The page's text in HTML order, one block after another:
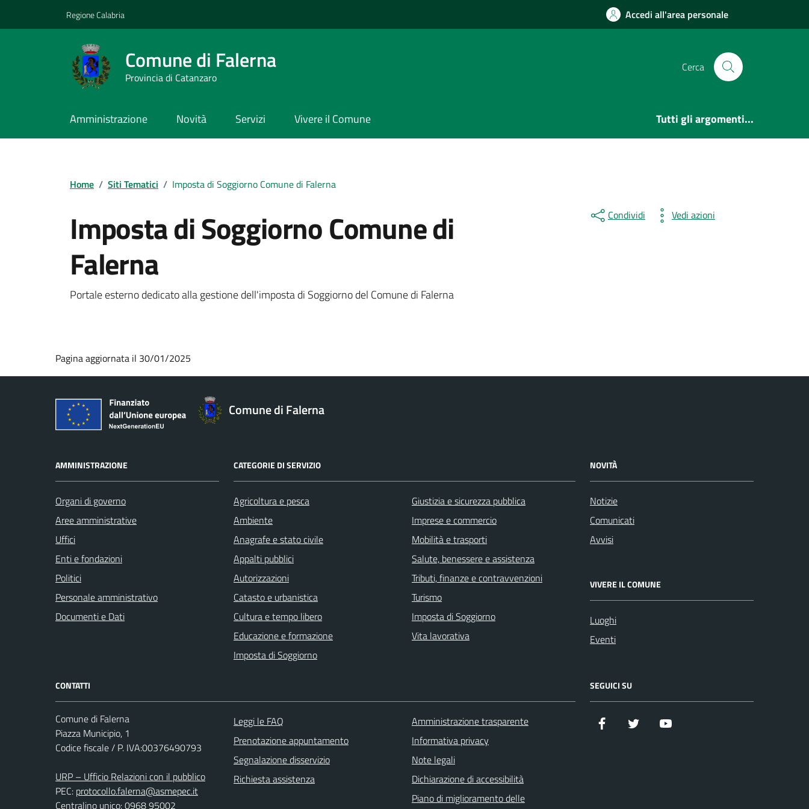
Regione Calabria Accedi all'area personale
Comune di Falerna
Provincia di Catanzaro
Cerca
Amministrazione Novità Servizi Vivere il Comune Tutti gli argomenti...
Home / Siti Tematici / Imposta di Soggiorno Comune di Falerna
Imposta di Soggiorno Comune di
Falerna
Portale esterno dedicato alla gestione dell'imposta di Soggiorno del Comune di Falerna
Condividi Vedi azioni
Pagina aggiornata il 30/01/2025
Comune di Falerna
AMMINISTRAZIONE
Organi di governo
Aree amministrative
Uffici
Enti e fondazioni
Politici
Personale amministrativo
Documenti e Dati
CATEGORIE DI SERVIZIO
Agricoltura e pesca
Ambiente
Anagrafe e stato civile
Appalti pubblici
Autorizzazioni
Catasto e urbanistica
Cultura e tempo libero
Educazione e formazione
Imposta di Soggiorno
Giustizia e sicurezza pubblica
Imprese e commercio
Mobilità e trasporti
Salute, benessere e assistenza
Tributi, finanze e contravvenzioni
Turismo
Imposta di Soggiorno
Vita lavorativa
NOVITÀ
Notizie
Comunicati
Avvisi
VIVERE IL COMUNE
Luoghi
Eventi
CONTATTI
Comune di Falerna
Piazza Municipio, 1
Codice fiscale / P. IVA:00376490793
URP – Ufficio Relazioni con il pubblico
PEC: protocollo.falerna@asmepec.it
Centralino unico: 0968 95002
Leggi le FAQ
Prenotazione appuntamento
Segnalazione disservizio
Richiesta assistenza
Amministrazione trasparente
Informativa privacy
Note legali
Dichiarazione di accessibilità
Piano di miglioramento delle
SEGUICI SU
Facebook Twitter